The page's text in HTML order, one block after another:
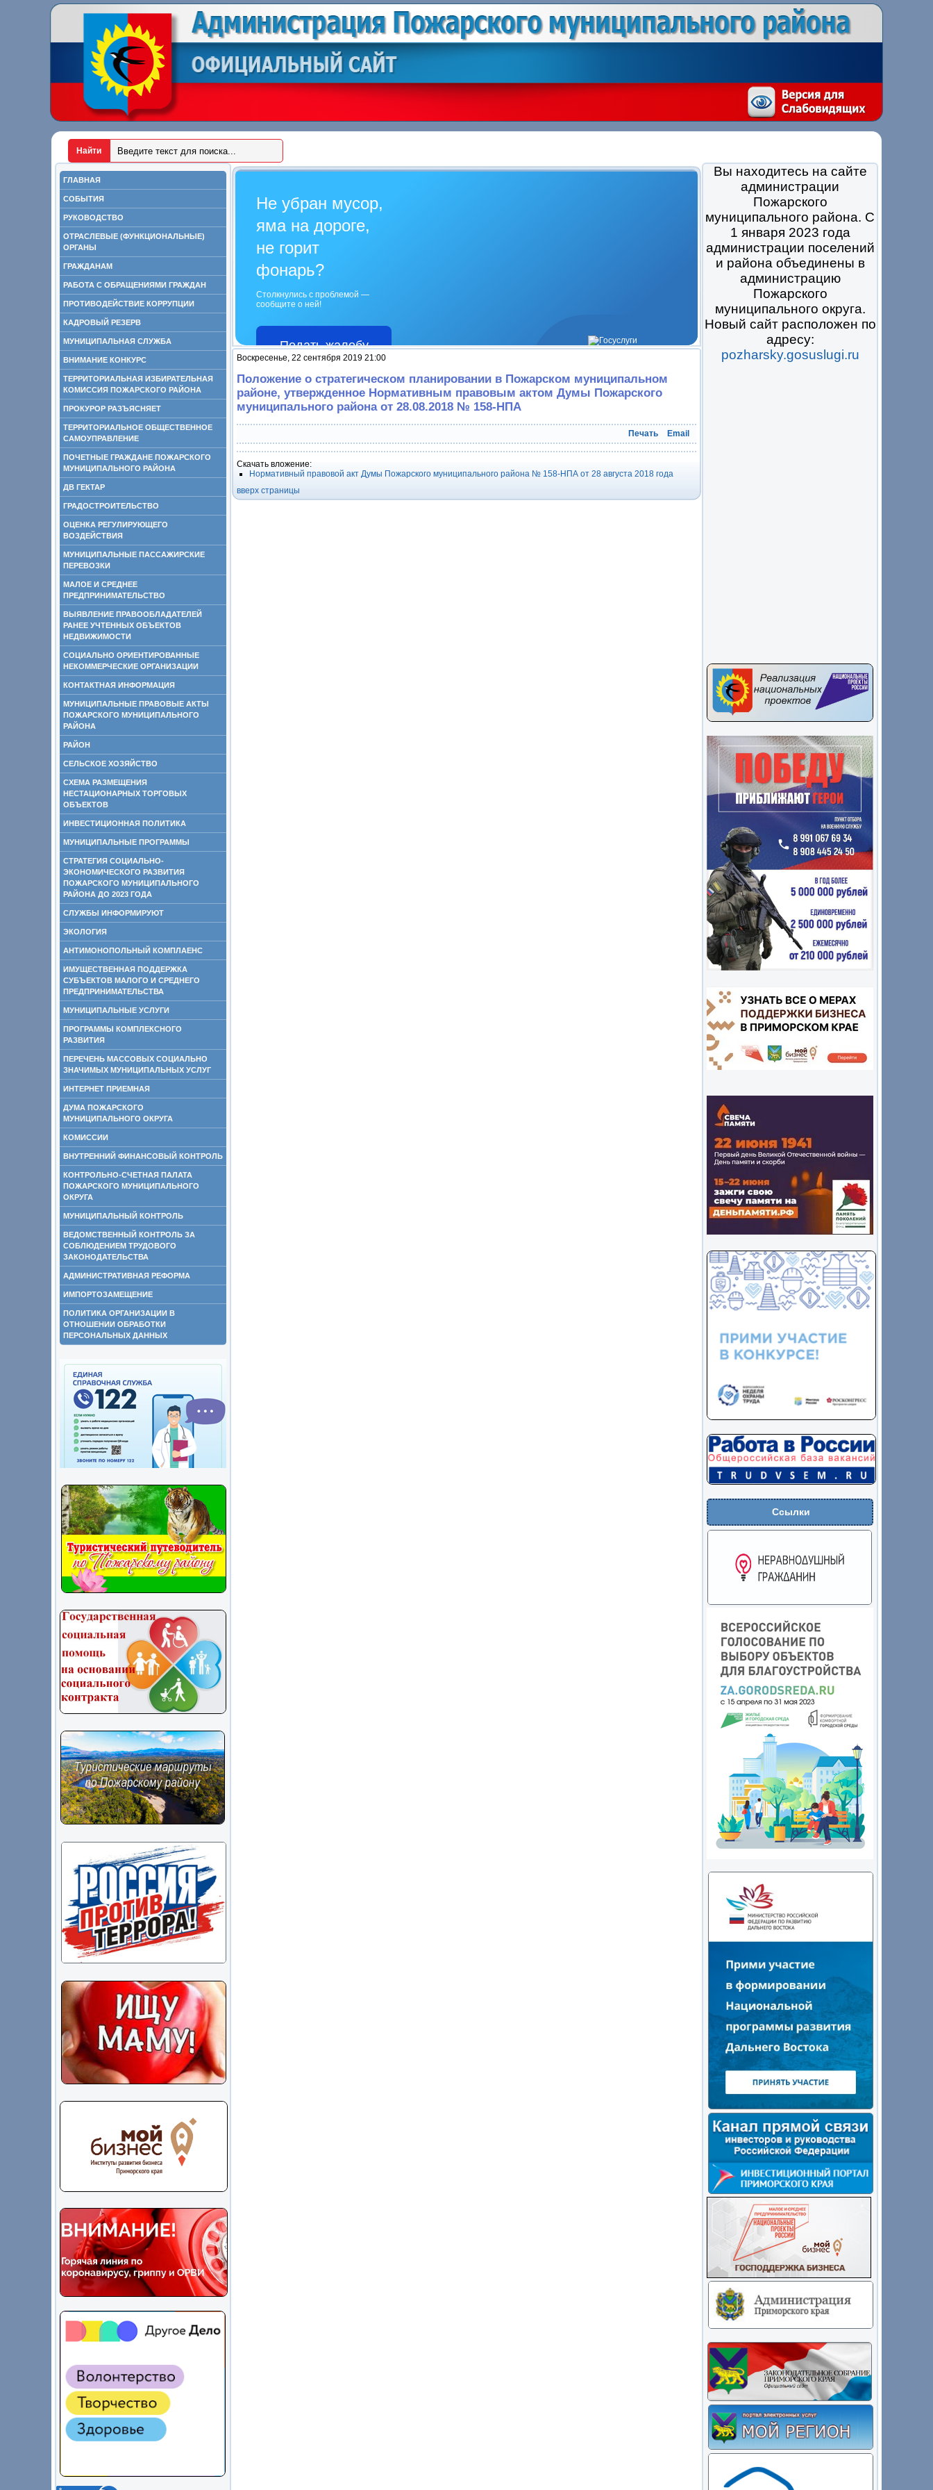
ГЛАВНАЯ
СОБЫТИЯ
РУКОВОДСТВО
ОТРАСЛЕВЫЕ (ФУНКЦИОНАЛЬНЫЕ)
ОРГАНЫ
ГРАЖДАНАМ
РАБОТА С ОБРАЩЕНИЯМИ ГРАЖДАН
ПРОТИВОДЕЙСТВИЕ КОРРУПЦИИ
КАДРОВЫЙ РЕЗЕРВ
МУНИЦИПАЛЬНАЯ СЛУЖБА
ВНИМАНИЕ КОНКУРС
ТЕРРИТОРИАЛЬНАЯ ИЗБИРАТЕЛЬНАЯ
КОМИССИЯ ПОЖАРСКОГО РАЙОНА
ПРОКУРОР РАЗЪЯСНЯЕТ
ТЕРРИТОРИАЛЬНОЕ ОБЩЕСТВЕННОЕ
САМОУПРАВЛЕНИЕ
ПОЧЕТНЫЕ ГРАЖДАНЕ ПОЖАРСКОГО
МУНИЦИПАЛЬНОГО РАЙОНА
ДВ ГЕКТАР
ГРАДОСТРОИТЕЛЬСТВО
ОЦЕНКА РЕГУЛИРУЮЩЕГО
ВОЗДЕЙСТВИЯ
МУНИЦИПАЛЬНЫЕ ПАССАЖИРСКИЕ
ПЕРЕВОЗКИ
МАЛОЕ И СРЕДНЕЕ
ПРЕДПРИНИМАТЕЛЬСТВО
ВЫЯВЛЕНИЕ ПРАВООБЛАДАТЕЛЕЙ
РАНЕЕ УЧТЕННЫХ ОБЪЕКТОВ
НЕДВИЖИМОСТИ
СОЦИАЛЬНО ОРИЕНТИРОВАННЫЕ
НЕКОММЕРЧЕСКИЕ ОРГАНИЗАЦИИ
КОНТАКТНАЯ ИНФОРМАЦИЯ
МУНИЦИПАЛЬНЫЕ ПРАВОВЫЕ АКТЫ
ПОЖАРСКОГО МУНИЦИПАЛЬНОГО
РАЙОНА
РАЙОН
СЕЛЬСКОЕ ХОЗЯЙСТВО
СХЕМА РАЗМЕЩЕНИЯ
НЕСТАЦИОНАРНЫХ ТОРГОВЫХ
ОБЪЕКТОВ
ИНВЕСТИЦИОННАЯ ПОЛИТИКА
МУНИЦИПАЛЬНЫЕ ПРОГРАММЫ
СТРАТЕГИЯ СОЦИАЛЬНО-
ЭКОНОМИЧЕСКОГО РАЗВИТИЯ
ПОЖАРСКОГО МУНИЦИПАЛЬНОГО
РАЙОНА ДО 2023 ГОДА
СЛУЖБЫ ИНФОРМИРУЮТ
ЭКОЛОГИЯ
АНТИМОНОПОЛЬНЫЙ КОМПЛАЕНС
ИМУЩЕСТВЕННАЯ ПОДДЕРЖКА
СУБЪЕКТОВ МАЛОГО И СРЕДНЕГО
ПРЕДПРИНИМАТЕЛЬСТВА
МУНИЦИПАЛЬНЫЕ УСЛУГИ
ПРОГРАММЫ КОМПЛЕКСНОГО
РАЗВИТИЯ
ПЕРЕЧЕНЬ МАССОВЫХ СОЦИАЛЬНО
ЗНАЧИМЫХ МУНИЦИПАЛЬНЫХ УСЛУГ
ИНТЕРНЕТ ПРИЕМНАЯ
ДУМА ПОЖАРСКОГО
МУНИЦИПАЛЬНОГО ОКРУГА
КОМИССИИ
ВНУТРЕННИЙ ФИНАНСОВЫЙ КОНТРОЛЬ
КОНТРОЛЬНО-СЧЕТНАЯ ПАЛАТА
ПОЖАРСКОГО МУНИЦИПАЛЬНОГО
ОКРУГА
МУНИЦИПАЛЬНЫЙ КОНТРОЛЬ
ВЕДОМСТВЕННЫЙ КОНТРОЛЬ ЗА
СОБЛЮДЕНИЕМ ТРУДОВОГО
ЗАКОНОДАТЕЛЬСТВА
АДМИНИСТРАТИВНАЯ РЕФОРМА
ИМПОРТОЗАМЕЩЕНИЕ
ПОЛИТИКА ОРГАНИЗАЦИИ В
ОТНОШЕНИИ ОБРАБОТКИ
ПЕРСОНАЛЬНЫХ ДАННЫХ
Вы находитесь на сайте
администрации
Пожарского
муниципального района. С
1 января 2023 года
администрации поселений
и района объединены в
администрацию
Пожарского
муниципального округа.
Новый сайт расположен по
адресу:
pozharsky.gosuslugi.ru
Ссылки
Не убран мусор,
яма на дороге,
не горит
фонарь?
Столкнулись с проблемой —
сообщите о ней!
Подать жалобу
Воскресенье, 22 сентября 2019 21:00
Положение о стратегическом планировании в Пожарском муниципальном
районе, утвержденное Нормативным правовым актом Думы Пожарского
муниципального района от 28.08.2018 № 158-НПА
Печать Email
Скачать вложение:
Нормативный правовой акт Думы Пожарского муниципального района № 158-НПА от 28 августа 2018 года
вверх страницы